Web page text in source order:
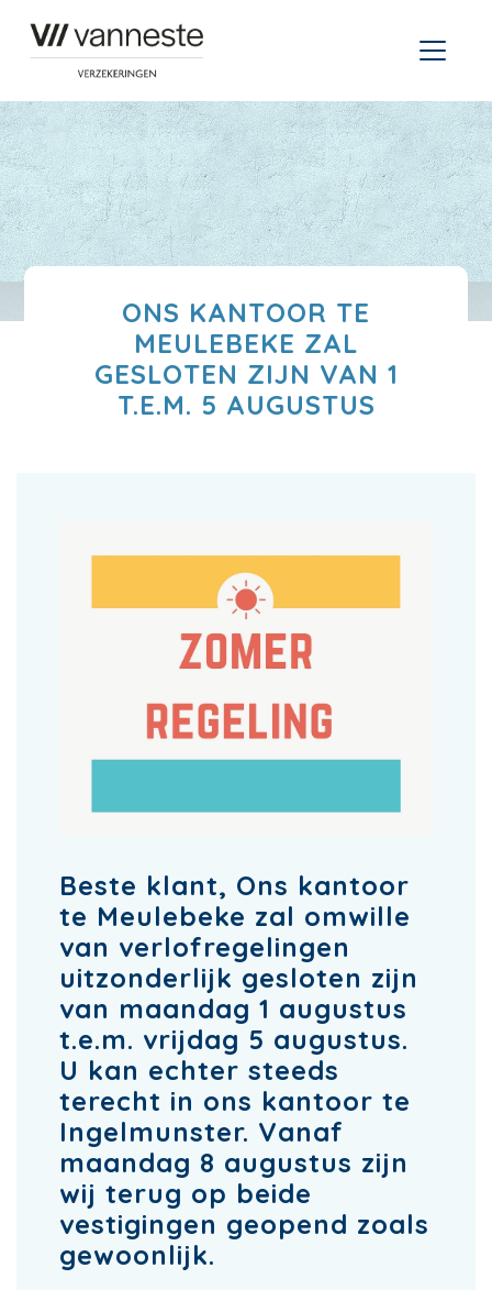
ONS KANTOOR TE
MEULEBEKE ZAL
GESLOTEN ZIJN VAN 1
T.E.M. 5 AUGUSTUS
Beste klant, Ons kantoor
te Meulebeke zal omwille
van verlofregelingen
uitzonderlijk gesloten zijn
van maandag 1 augustus
t.e.m. vrijdag 5 augustus.
U kan echter steeds
terecht in ons kantoor te
Ingelmunster. Vanaf
maandag 8 augustus zijn
wij terug op beide
vestigingen geopend zoals
gewoonlijk.